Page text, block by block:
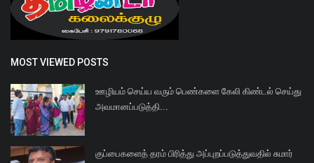
MOST VIEWED POSTS
ஊழியம் செய்ய வரும் பெண்களை கேலி கிண்டல் செய்து
அவமானப்படுத்தி...
குப்பைகளைத் தரம் பிரித்து அப்புறப்படுத்துவதில் சுமார்